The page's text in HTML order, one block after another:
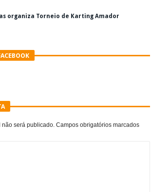
organiza Torneio de Karting Amador
não será publicado. Campos obrigatórios marcados